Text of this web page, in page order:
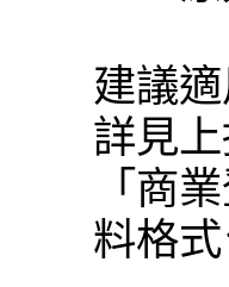
建議
詳見
「商
料格